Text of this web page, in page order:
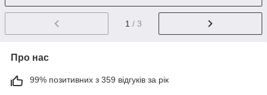
1 / 3
Про нас
99% позитивних з 359 відгуків за рік